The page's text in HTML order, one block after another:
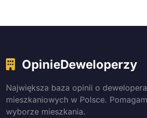
OpinieDeweloperzy
Największa baza opinii o
mieszkaniowych w Polsce.
wyborze mieszkania.